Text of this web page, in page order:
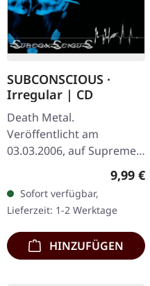
SUBCONSCIOUS ·
Irregular | CD
Death Metal.
Veröffentlicht am
03.03.2006, auf Supreme
Chaos Records. CD im
Jewelcase mit 8-seitigem
Booklet. Subconscious
liefern mit "Irregular"…
9,99 €
Sofort verfügbar,
Lieferzeit: 1-2 Werktage
HINZUFÜGEN